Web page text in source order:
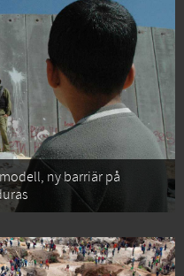
ny barriär på